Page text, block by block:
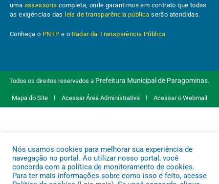
uma assessoria completa, onde garantimos em contrato que todas
as exigências das leis de transparência pública serão atendidas.
Conheça o PNTP e o Radar da Transparência Pública
Todos os direitos reservados a Prefeitura Municipal de Paragominas.
Mapa do Site Acessar Área Administrativa Acessar o Webmail
Nós usamos cookies para melhorar sua experiência de
navegação no portal. Ao utilizar nosso portal, você
concorda com a política de monitoramento de cookies.
Para ter mais informações sobre como isso é feito, acesse